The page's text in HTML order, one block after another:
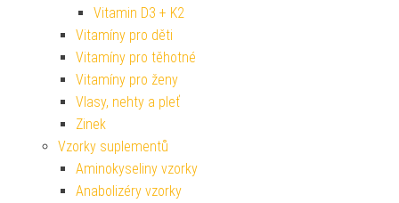
Vitamin D3 + K2
Vitamíny pro děti
Vitamíny pro těhotné
Vitamíny pro ženy
Vlasy, nehty a pleť
Zinek
Vzorky suplementů
Aminokyseliny vzorky
Anabolizéry vzorky